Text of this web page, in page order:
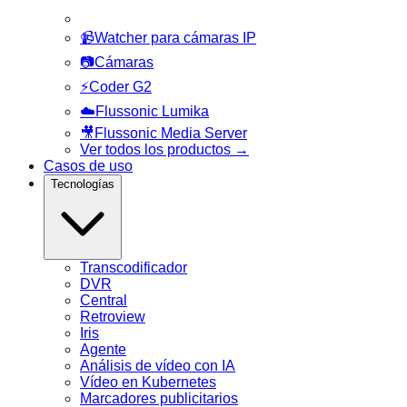
📹Watcher para cámaras IP
📷Cámaras
⚡Coder G2
☁️Flussonic Lumika
🎥 Flussonic Media Server
Ver todos los productos →
Casos de uso
Tecnologías
Transcodificador
DVR
Central
Retroview
Iris
Agente
Análisis de vídeo con IA
Vídeo en Kubernetes
Marcadores publicitarios